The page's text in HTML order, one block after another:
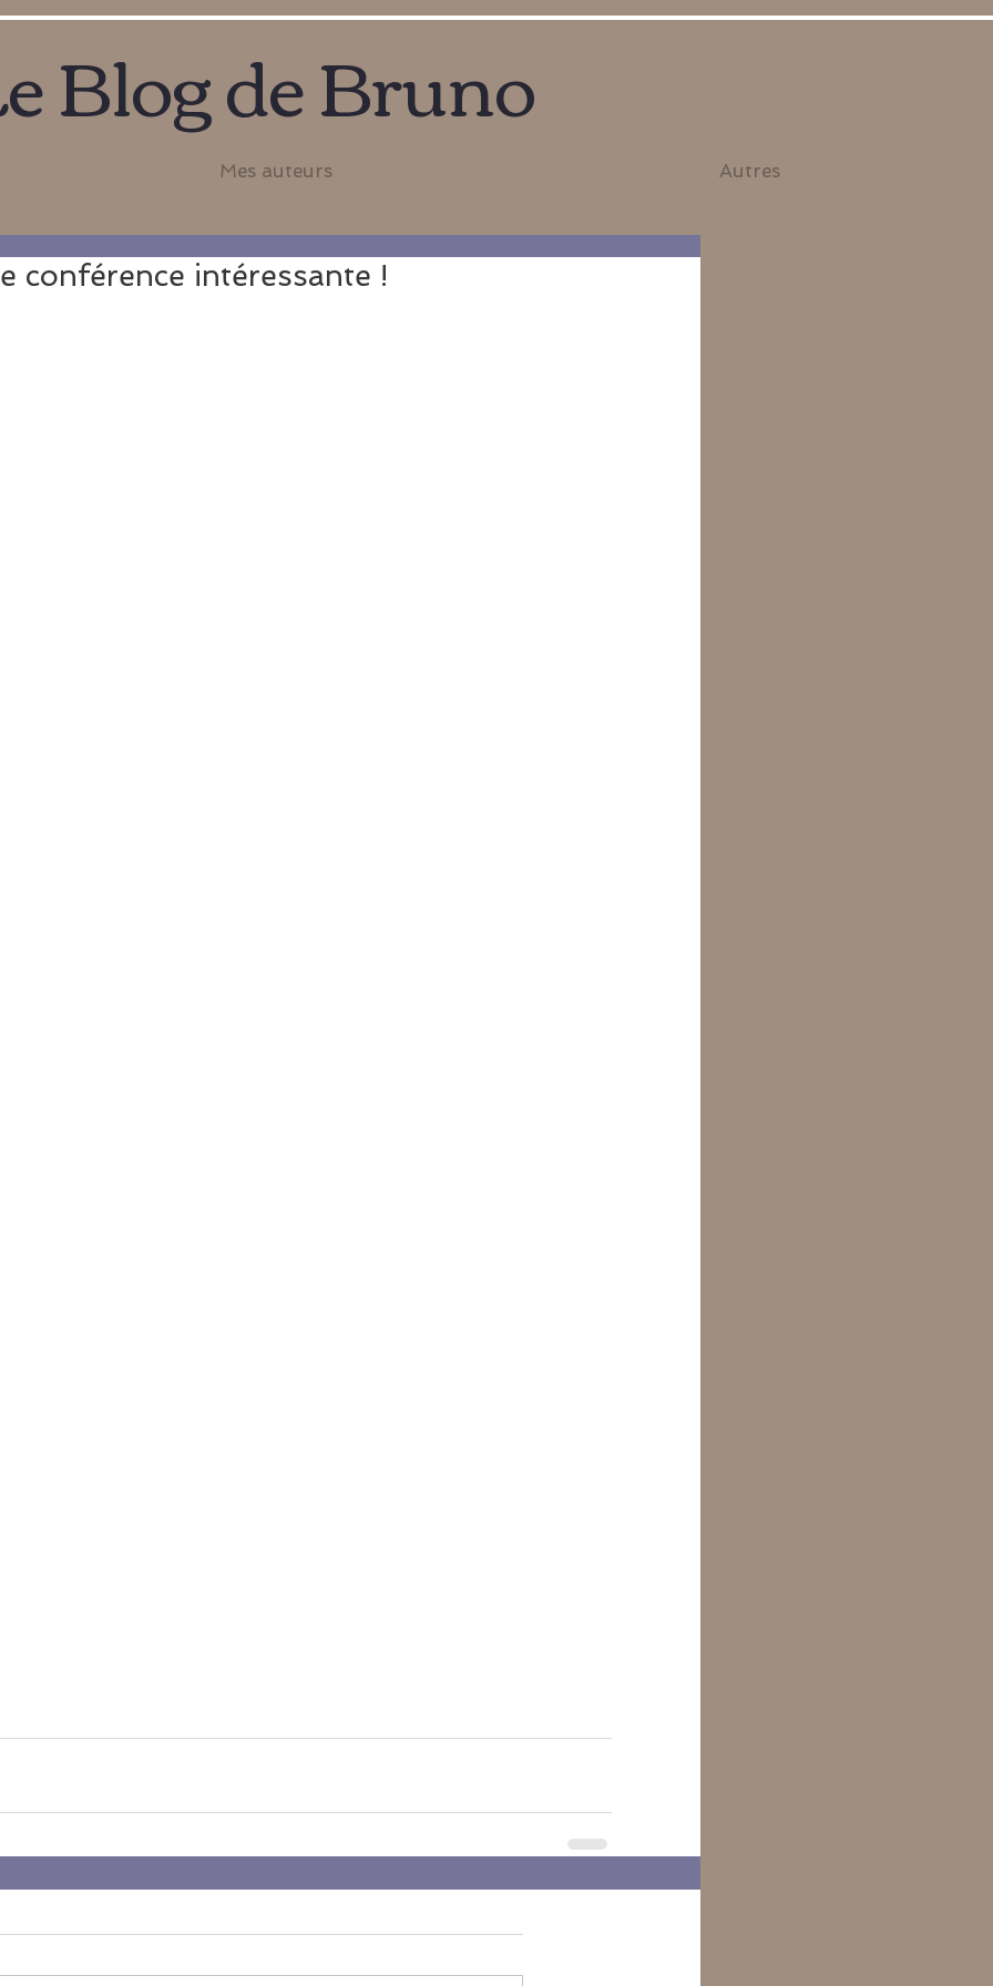
Mes auteurs Autres
Blog de Bruno
conférence intéressante !